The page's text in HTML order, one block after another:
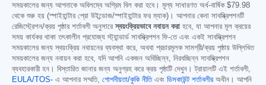
সময়কালের জন্য আপনাকে অবিলম্বে অগ্রিম বিল করা হবে। মূল্য সাধারণত অর্ধ-বার্ষিক $79.98
থেকে শুরু হয় (স্পাইহান্টার প্রো উইন্ডোজ/স্পাইহান্টার ফর ম্যাক)। আপনার কেনা সাবস্ক্রিপশনটি
রেজিস্ট্রেশন/ক্রয় পৃষ্ঠার শর্তাবলী অনুসারেস্বয়ংক্রিয়ভাবে নবায়ন করা হবে, যা আপনার মূল ক্রয়ের
সময় কার্যকর থাকা তৎকালীন প্রযোজ্য স্ট্যান্ডার্ড সাবস্ক্রিপশন ফি-তে এবং একই সাবস্ক্রিপশন
সময়কালের জন্য স্বয়ংক্রিয় নবায়নের ব্যবস্থা করে, অথবা প্রচারমূলক সামগ্রী/ক্রয় পৃষ্ঠায় উল্লিখিত
সময়কালের জন্য নবায়ন করা হবে, যদি আপনি একজন অবিচ্ছিন্ন, নিরবচ্ছিন্ন সাবস্ক্রিপশন
ব্যবহারকারী হন। বিস্তারিত জানার জন্য অনুগ্রহ করে ক্রয় পৃষ্ঠাটি দেখুন। ট্রায়ালটি এই শর্তাবলী,
EULA/TOS- এ আপনার সম্মতি, গোপনীয়তা/কুকি নীতিএবং ডিসকাউন্ট শর্তাবলীর অধীন। আপনি